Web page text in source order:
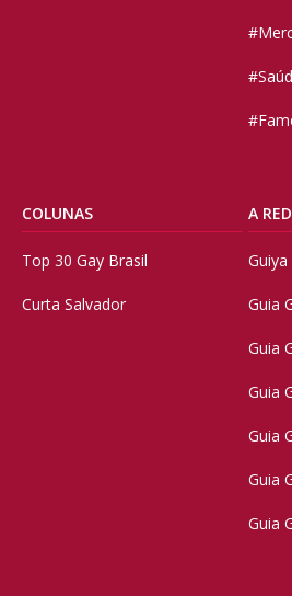
COLUNAS
Top 30 Gay Brasil
Curta Salvador
A
Guia
Guia
Guia
Guia
Guia
Guia